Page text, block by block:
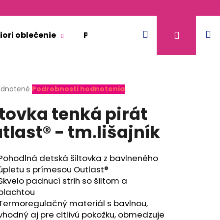
oblečenie Pre dospelých Doplnkový
Hľadať
Podrobnosti hodnotenia
tenká pirát
- tm.lišajník
detská šiltovka z bavlneného
s prímesou Outlast®
padnucí strih so šiltom a
materiál s bavlnou,
aj pre citlivú pokožku, obmedzuje
- BÉŽOVÁ